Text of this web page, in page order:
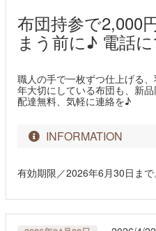
布団持参で2,000
まう前に♪ 電話
職人の手で一枚ずつ仕上げる
年大切にしている布団も、新
配達無料、気軽に連絡を♪
INFORMATION
有効期限／2026年6月30日まで